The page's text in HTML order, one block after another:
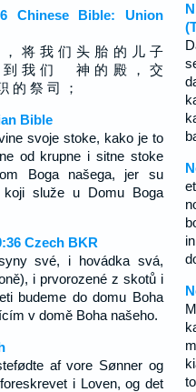
Bible: Union
将 我 们 头 胎 的 儿 子
到 我 们 神 的 殿 ， 交
祭 司 ；
Bible
svoje stoke, kako je to
od krupne i sitne stoke
Boga našega, jer su
koji služe u Domu Boga
Czech BKR
své, i hovádka svá,
i prvorozené z skotů i
budeme do domu Boha
v domě Boha našeho.
af vore Sønner og
i Loven, og det